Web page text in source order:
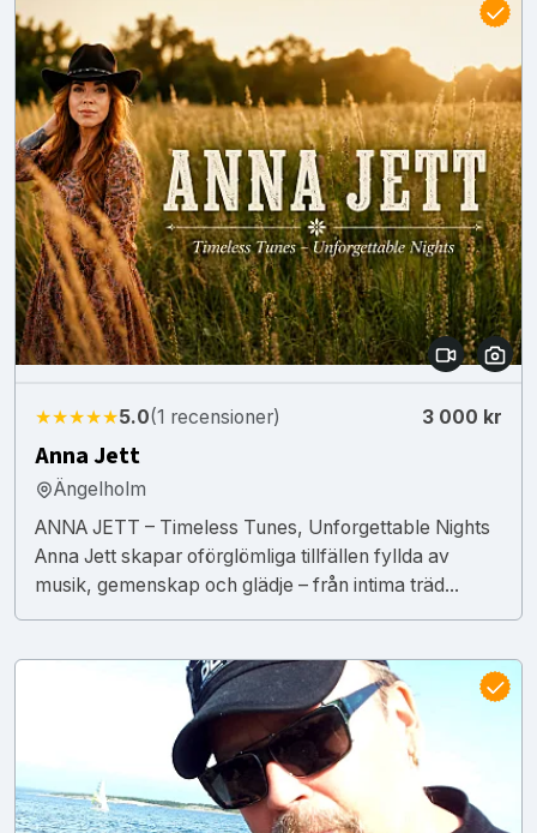
★★★★★5.0(1 recensioner) 3 000 kr
Anna Jett
Ängelholm
ANNA JETT – Timeless Tunes, Unforgettable Nights
Anna Jett skapar oförglömliga tillfällen fyllda av
musik, gemenskap och glädje – från intima träd...